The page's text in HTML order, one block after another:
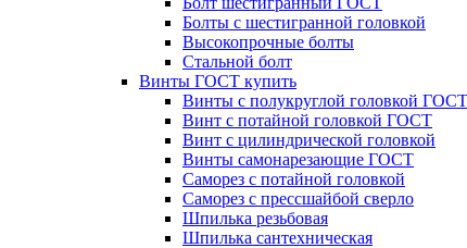
Болты с шестигранной головкой
Высокопрочные болты
Стальной болт
Винты ГОСТ купить
Винты с полукруглой головкой
Винт с потайной головкой ГОСТ
Винт с цилиндрической головкой
Винты самонарезающие ГОСТ
Саморез с потайной головкой
Саморез с прессшайбой сверло
Шпилька резьбовая
Шпилька сантехническая